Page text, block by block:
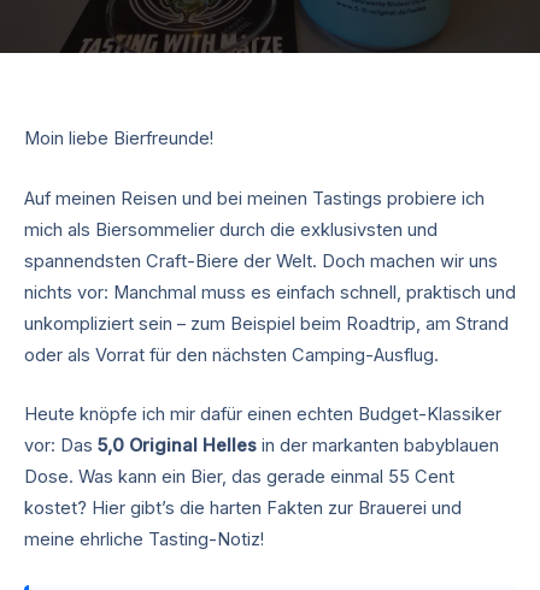
Moin liebe Bierfreunde!
Auf meinen Reisen und bei meinen Tastings probiere ich
mich als Biersommelier durch die exklusivsten und
spannendsten Craft-Biere der Welt. Doch machen wir uns
nichts vor: Manchmal muss es einfach schnell, praktisch und
unkompliziert sein – zum Beispiel beim Roadtrip, am Strand
oder als Vorrat für den nächsten Camping-Ausflug.
Heute knöpfe ich mir dafür einen echten Budget-Klassiker
vor: Das 5,0 Original Helles in der markanten babyblauen
Dose. Was kann ein Bier, das gerade einmal 55 Cent
kostet? Hier gibt’s die harten Fakten zur Brauerei und
meine ehrliche Tasting-Notiz!